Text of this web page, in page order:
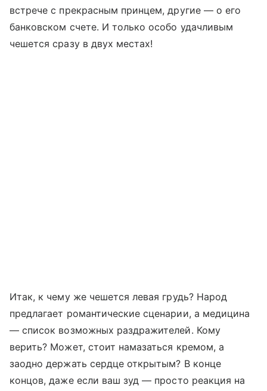
встрече с прекрасным принцем, другие — о его
банковском счете. И только особо удачливым
чешется сразу в двух местах!
Итак, к чему же чешется левая грудь? Народ
предлагает романтические сценарии, а медицина
— список возможных раздражителей. Кому
верить? Может, стоит намазаться кремом, а
заодно держать сердце открытым? В конце
концов, даже если ваш зуд — просто реакция на